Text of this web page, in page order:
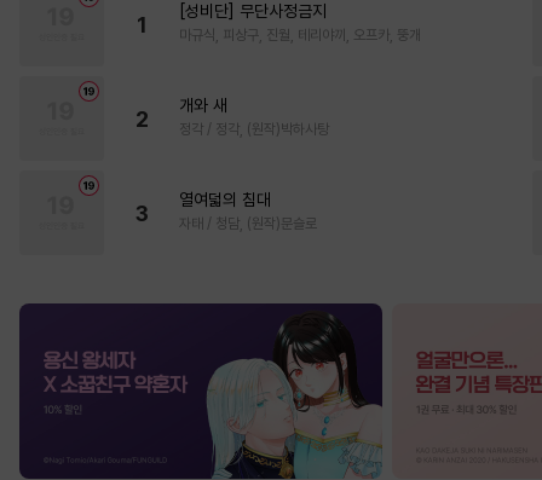
1
[성비단] 무단사정금지
마규식, 피상구, 진월, 테리야끼, 오프카, 뚱개
2
개와 새
정각 / 정각, (원작)박하사탕
3
열여덟의 침대
자태 / 청담, (원작)문슬로